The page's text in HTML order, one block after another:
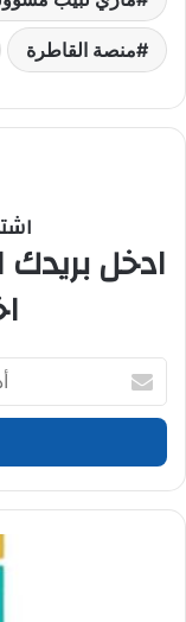
منصة القاطرة
ادخل
بريدك
الإلكتروني